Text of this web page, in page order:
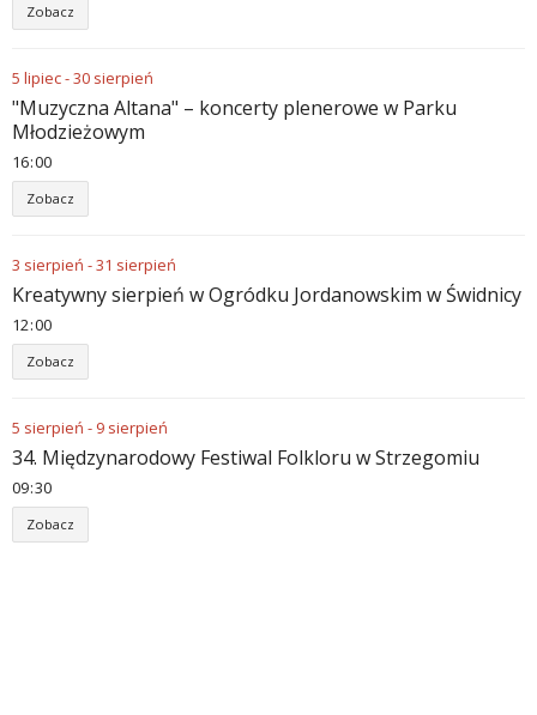
Zobacz
5 lipiec-30 sierpień
"Muzyczna Altana" – koncerty plenerowe w Parku
Młodzieżowym
16:00
Zobacz
3 sierpień -31 sierpień
Kreatywny sierpień w Ogródku Jordanowskim w Świdnicy
12:00
Zobacz
5 sierpień - 9 sierpień
34. Międzynarodowy Festiwal Folkloru w Strzegomiu
09:30
Zobacz